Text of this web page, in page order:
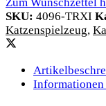
SKU: 4096-TRXI
Katzenspielzeug,
Informationen